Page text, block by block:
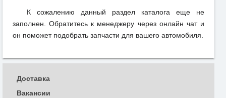
К сожалению данный раздел каталога еще не
заполнен. Обратитесь к менеджеру через онлайн чат и
он поможет подобрать запчасти для вашего автомобиля.
Доставка
Вакансии